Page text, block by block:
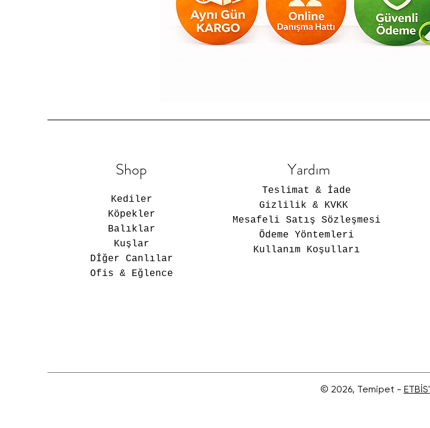
Shop
Kediler
Köpekler
Balıklar
Kuşlar
Dİğer Canlılar
Ofis & Eğlence
Yardım
Teslimat & İade
Gizlilik & KVKK
Mesafeli Satış Sözleşmesi
Ödeme Yöntemleri
Kullanım Koşulları
© 2026, Temipet - ETBİS'